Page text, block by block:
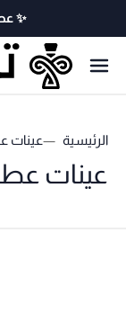
✨ عطور أصلية فاخرة بأسعار منافسة ✨
الرئيسية عينات
عينات